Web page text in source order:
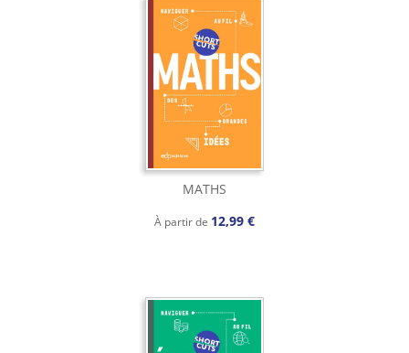
MATHS
À partir de 12,99 €